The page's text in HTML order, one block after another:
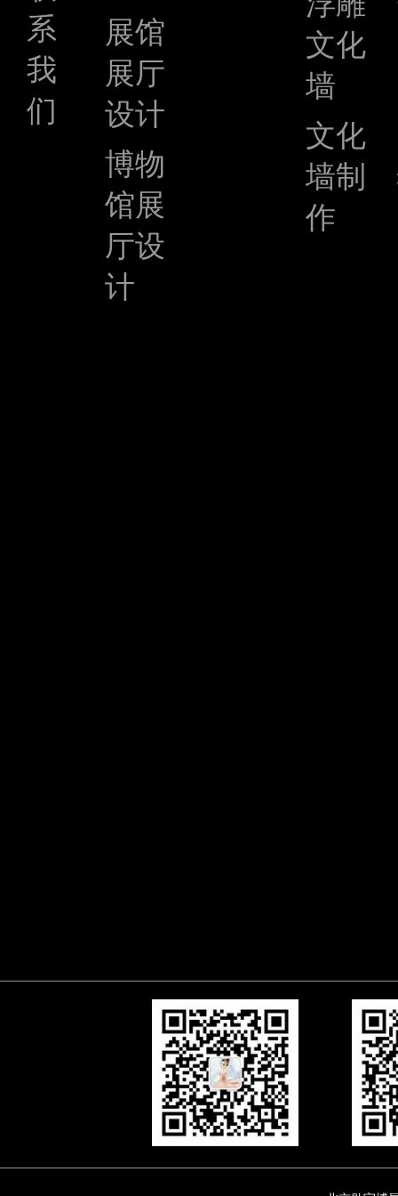
系
我
们
展馆
展厅
设计
博物
馆展
厅设
计
文化
墙
文化
墙制
作